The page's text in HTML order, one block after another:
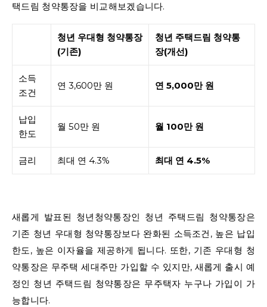
택드림 청약통장을 비교해보겠습니다.
청년 우대형 청약통장
(기존)
청년 주택드림 청약통
장(개선)
소득
조건
연 3,600만 원 연 5,000만 원
납입
한도
월 50만 원 월 100만 원
금리 최대 연 4.3% 최대 연 4.5%
새롭게 발표된 청년청약통장인 청년 주택드림 청약통장은
기존 청년 우대형 청약통장보다 완화된 소득조건, 높은 납입
한도, 높은 이자율을 제공하게 됩니다. 또한, 기존 우대형 청
약통장은 무주택 세대주만 가입할 수 있지만, 새롭게 출시 예
정인 청년 주택드림 청약통장은 무주택자 누구나 가입이 가
능합니다.